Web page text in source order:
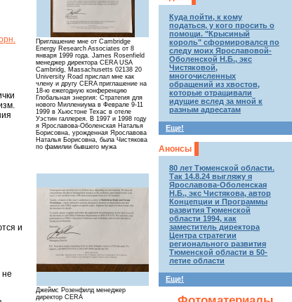
Приглашение мне от Cambridge
Energy Research Associates от 8
января 1999 года. James Rosenfield
менеджер директора CERA USA
Cambridg, Massachusetts 02138 20
University Road прислал мне как
члену и другу CERA приглашение на
18-ю ежегодную конференцию
Глобальная энергия: Стратегия для
нового Миллениума в Феврале 9-11
1999 в Хьюстоне Техас в отеле
Уэстин галлерея. В 1997 и 1998 году
я Ярославова-Оболенская Наталья
Борисовна, урожденная Ярославова
Наталья Борисовна, была Чистякова
по фамилии бывшего мужа
Джеймс Розенфилд менеджер
директор CERA
и
не
Куда пойти, к кому
податься, у кого просить о
помощи. "Крысиный
король" сформировался по
следу моих Ярославовой-
Оболенской Н.Б., экс
Чистяковой,
многочисленных
обращений из хвостов,
которые отращивали
идущие вслед за мной к
разным адресатам
Еще!
Анонсы
80 лет Тюменской области.
Так 14.8.24 выгляжу я
Ярославова-Оболенская
Н.Б., экс Чистякова, автор
Концепции и Программы
развития Тюменской
области 1994, как
заместитель директора
Центра стратегии
регионального развития
Тюменской области в 50-
летие области
Еще!